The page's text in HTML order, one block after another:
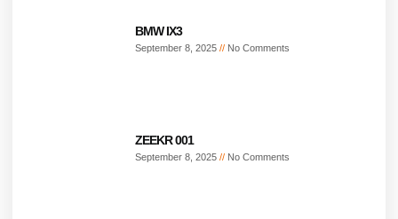
BMW IX3
September 8, 2025 No Comments
ZEEKR 001
September 8, 2025 No Comments